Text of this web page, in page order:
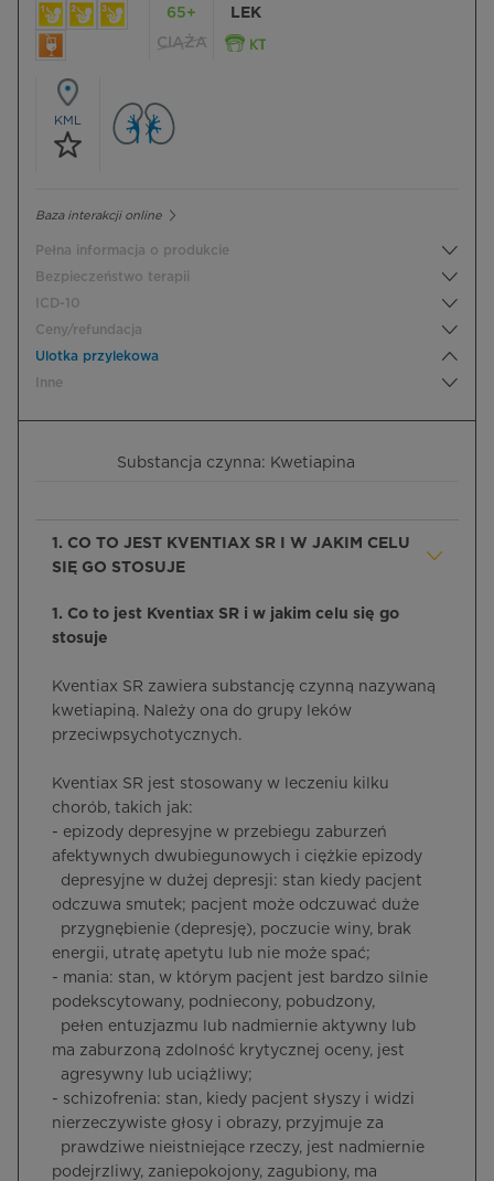
65+
CIĄŻA
LEK
KML
Baza interakcji online
Pełna informacja o produkcie
Bezpieczeństwo terapii
ICD-10
Ceny/refundacja
Ulotka przylekowa
Inne
Substancja czynna: Kwetiapina
1. CO TO JEST KVENTIAX SR I W JAKIM CELU
SIĘ GO STOSUJE
1. Co to jest Kventiax SR i w jakim celu się go
stosuje
Kventiax SR zawiera substancję czynną nazywaną
kwetiapiną. Należy ona do grupy leków
przeciwpsychotycznych.
Kventiax SR jest stosowany w leczeniu kilku
chorób, takich jak:
- epizody depresyjne w przebiegu zaburzeń
afektywnych dwubiegunowych i ciężkie epizody
depresyjne w dużej depresji: stan kiedy pacjent
odczuwa smutek; pacjent może odczuwać duże
przygnębienie (depresję), poczucie winy, brak
energii, utratę apetytu lub nie może spać;
- mania: stan, w którym pacjent jest bardzo silnie
podekscytowany, podniecony, pobudzony,
pełen entuzjazmu lub nadmiernie aktywny lub
ma zaburzoną zdolność krytycznej oceny, jest
agresywny lub uciążliwy;
- schizofrenia: stan, kiedy pacjent słyszy i widzi
nierzeczywiste głosy i obrazy, przyjmuje za
prawdziwe nieistniejące rzeczy, jest nadmiernie
podejrzliwy, zaniepokojony, zagubiony, ma